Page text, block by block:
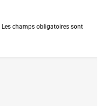
Les champs obligatoires sont